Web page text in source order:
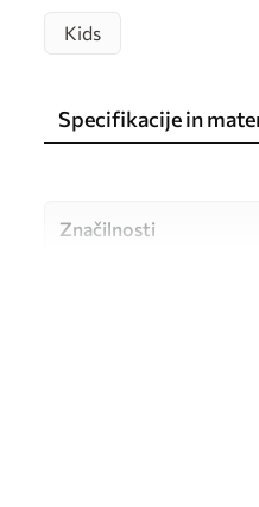
Kids
Specifikacije in
Značilnosti